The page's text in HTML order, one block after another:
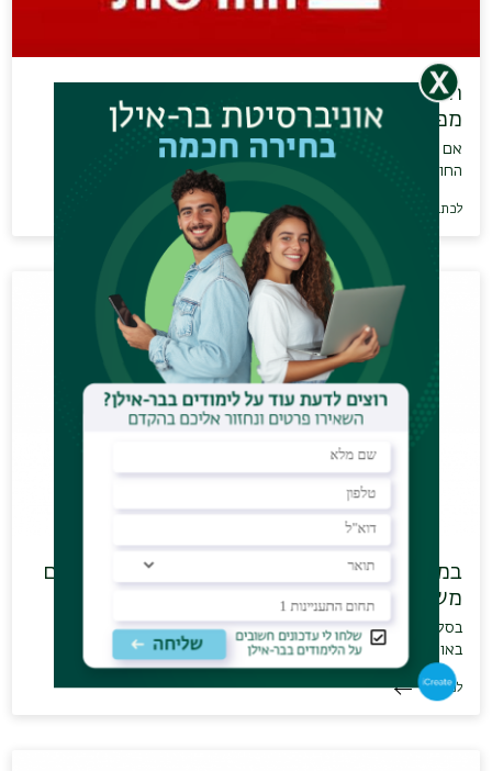
הבלאק פריידי והמוח שלנו: למה אנחנו לא
מפסיקים…
אם נפשכם חשקה באיזה מוצר חדש, כנראה לא הצלחתם לשרוד
החודש את יום הרווקים הסיני…
לכתבה
במעבדת האהבה בודקים איך אירועים דרמטיים
משפיע…
בסלון דמוי "האח הגדול" במעבדה לרגש ויחסים בין אישיים
באוניברסיטת בר אילן,…
לכתבה